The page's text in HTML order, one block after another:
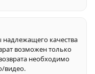
качества
возможен только
необходимо
видео.